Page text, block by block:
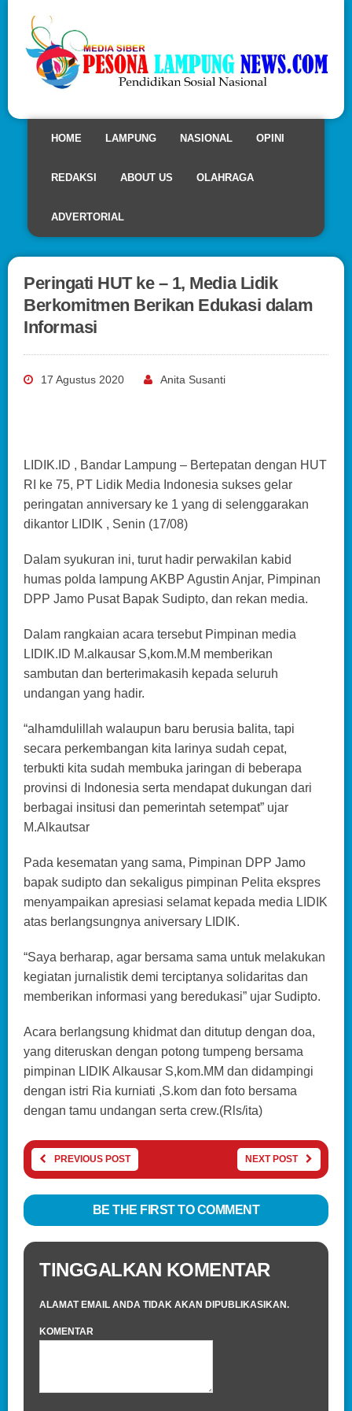
HOME LAMPUNG NASIONAL OPINI
REDAKSI ABOUT US OLAHRAGA
ADVERTORIAL
Peringati HUT ke – 1, Media Lidik
Berkomitmen Berikan Edukasi dalam
Informasi
17 Agustus 2020 Anita Susanti
LIDIK.ID , Bandar Lampung – Bertepatan dengan HUT
RI ke 75, PT Lidik Media Indonesia sukses gelar
peringatan anniversary ke 1 yang di selenggarakan
dikantor LIDIK , Senin (17/08)
Dalam syukuran ini, turut hadir perwakilan kabid
humas polda lampung AKBP Agustin Anjar, Pimpinan
DPP Jamo Pusat Bapak Sudipto, dan rekan media.
Dalam rangkaian acara tersebut Pimpinan media
LIDIK.ID M.alkausar S,kom.M.M memberikan
sambutan dan berterimakasih kepada seluruh
undangan yang hadir.
“alhamdulillah walaupun baru berusia balita, tapi
secara perkembangan kita larinya sudah cepat,
terbukti kita sudah membuka jaringan di beberapa
provinsi di Indonesia serta mendapat dukungan dari
berbagai insitusi dan pemerintah setempat” ujar
M.Alkautsar
Pada kesematan yang sama, Pimpinan DPP Jamo
bapak sudipto dan sekaligus pimpinan Pelita ekspres
menyampaikan apresiasi selamat kepada media LIDIK
atas berlangsungnya aniversary LIDIK.
“Saya berharap, agar bersama sama untuk melakukan
kegiatan jurnalistik demi terciptanya solidaritas dan
memberikan informasi yang beredukasi” ujar Sudipto.
Acara berlangsung khidmat dan ditutup dengan doa,
yang diteruskan dengan potong tumpeng bersama
pimpinan LIDIK Alkausar S,kom.MM dan didampingi
dengan istri Ria kurniati ,S.kom dan foto bersama
dengan tamu undangan serta crew.(Rls/ita)
PREVIOUS POST NEXT POST
BE THE FIRST TO COMMENT
TINGGALKAN KOMENTAR
ALAMAT EMAIL ANDA TIDAK AKAN DIPUBLIKASIKAN.
KOMENTAR